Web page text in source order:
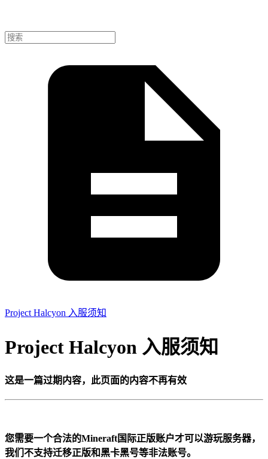
Project Halcyon 入服须知
Project Halcyon 入服须知
这是一篇过期内容，此页面的内容不再有效
您需要一个合法的Mineraft国际正版账户才可以游玩服务器，
我们不支持迁移正版和黑卡黑号等非法账号。